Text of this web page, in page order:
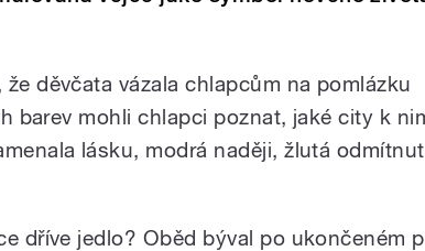
děvčata vázala chlapcům na pomlázku
barev mohli chlapci poznat, jaké city k
lásku, modrá naději, žlutá
dříve jedlo? Oběd býval po ukončeném